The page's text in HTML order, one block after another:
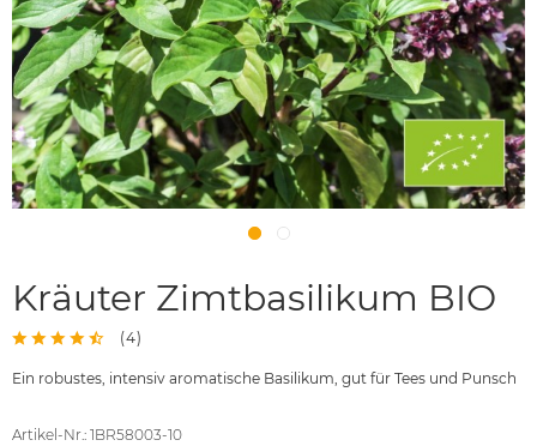
Kräuter Zimtbasilikum BIO
(4)
Ein robustes, intensiv aromatische Basilikum, gut für Tees und Punsch
Artikel-Nr.: 1BR58003-10